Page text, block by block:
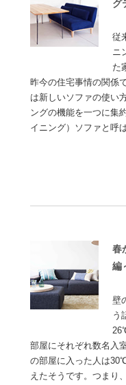
グ
従
ニ
た
昨今の住宅事情の関係
は新しいソファの使い
ングの機能を一つに集
イニング）ソファと
春
編
壁
う
部屋にそれぞれ数名入
の部屋に入った人は
えたそうです。つまり